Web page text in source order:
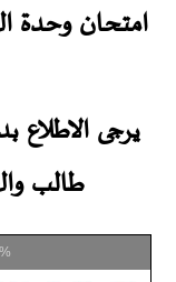
امتحان وحدة
يرجى
طالب